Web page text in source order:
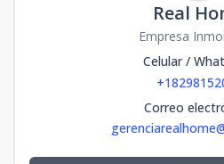
Real
Empresa
Celular /
Correo